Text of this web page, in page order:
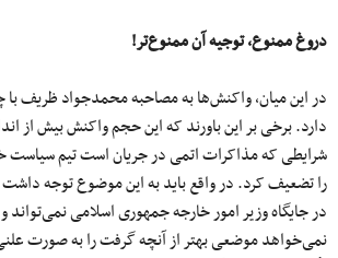
دروغ ممنوع، توجیه آن ممنوع‌تر!
در این میان، واکنش‌ها به مصاحبه محمدجواد ظریف با
دارد. برخی بر این باورند که این حجم واکنش بیش از
شرایطی که مذاکرات اتمی در جریان است تیم
را تضعیف کرد. در واقع باید به این موضوع توجه
در جایگاه وزیر امور خارجه جمهوری اسلامی نمی‌تواند و
نمی‌خواهد موضعی بهتر از آنچه گرفت را به صورت علنی